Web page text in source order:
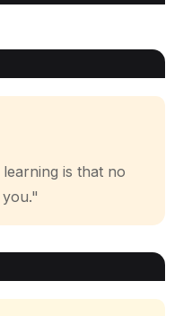
is that no